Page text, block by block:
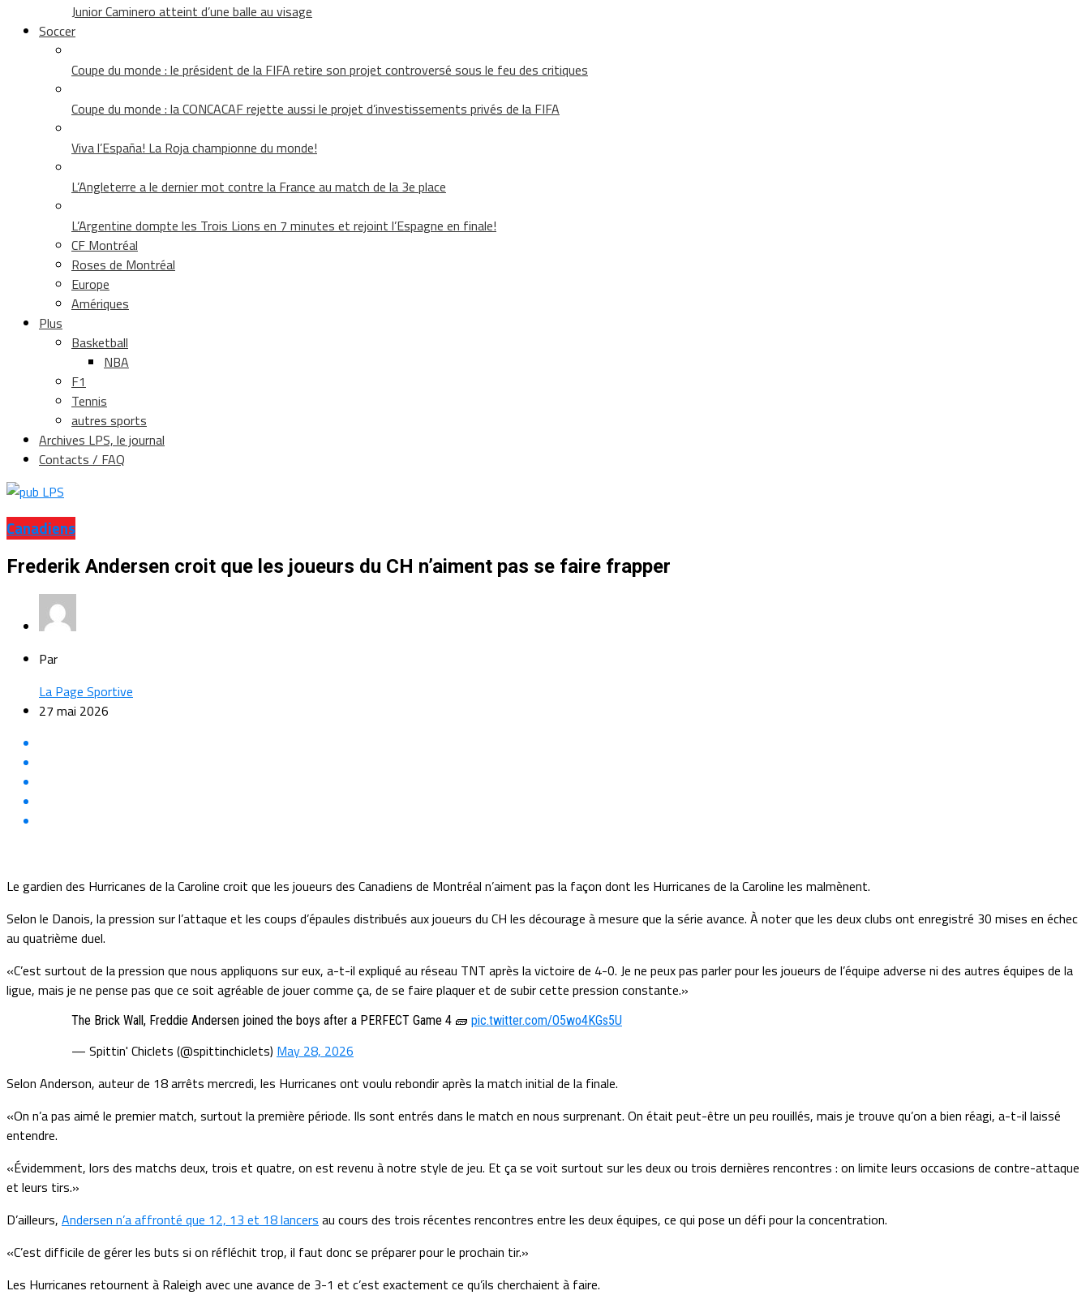
Junior Caminero atteint d’une balle au visage
Soccer
Coupe du monde : le président de la FIFA retire son projet controversé sous le feu des critiques
Coupe du monde : la CONCACAF rejette aussi le projet d’investissements privés de la FIFA
Viva l’España! La Roja championne du monde!
L’Angleterre a le dernier mot contre la France au match de la 3e place
L’Argentine dompte les Trois Lions en 7 minutes et rejoint l’Espagne en finale!
CF Montréal
Roses de Montréal
Europe
Amériques
Plus
Basketball
NBA
F1
Tennis
autres sports
Archives LPS, le journal
Contacts / FAQ
Canadiens
Frederik Andersen croit que les joueurs du CH n’aiment pas se faire frapper
Par
La Page Sportive
27 mai 2026
Le gardien des Hurricanes de la Caroline croit que les joueurs des Canadiens de Montréal n’aiment pas la façon dont les Hurricanes de la Caroline les malmènent.
Selon le Danois, la pression sur l’attaque et les coups d’épaules distribués aux joueurs du CH les décourage à mesure que la série avance. À noter que les deux clubs ont enregistré 30 mises en échec
au quatrième duel.
«C’est surtout de la pression que nous appliquons sur eux, a-t-il expliqué au réseau TNT après la victoire de 4-0. Je ne peux pas parler pour les joueurs de l’équipe adverse ni des autres équipes de la
ligue, mais je ne pense pas que ce soit agréable de jouer comme ça, de se faire plaquer et de subir cette pression constante.»
The Brick Wall, Freddie Andersen joined the boys after a PERFECT Game 4 🧱 pic.twitter.com/O5wo4KGs5U
— Spittin' Chiclets (@spittinchiclets) May 28, 2026
Selon Anderson, auteur de 18 arrêts mercredi, les Hurricanes ont voulu rebondir après la match initial de la finale.
«On n’a pas aimé le premier match, surtout la première période. Ils sont entrés dans le match en nous surprenant. On était peut-être un peu rouillés, mais je trouve qu’on a bien réagi, a-t-il laissé
entendre.
«Évidemment, lors des matchs deux, trois et quatre, on est revenu à notre style de jeu. Et ça se voit surtout sur les deux ou trois dernières rencontres : on limite leurs occasions de contre-attaque
et leurs tirs.»
D’ailleurs, Andersen n’a affronté que 12, 13 et 18 lancers au cours des trois récentes rencontres entre les deux équipes, ce qui pose un défi pour la concentration.
«C’est difficile de gérer les buts si on réfléchit trop, il faut donc se préparer pour le prochain tir.»
Les Hurricanes retournent à Raleigh avec une avance de 3-1 et c’est exactement ce qu’ils cherchaient à faire.